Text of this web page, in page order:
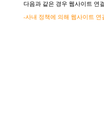
다음과 같은 경우 웹사이트 연
-사내 정책에 의해 웹사이트